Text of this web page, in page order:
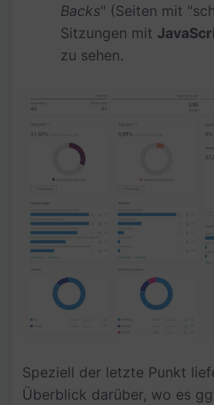
Backs" (Seiten mit
Sitzungen mit
zu sehen.
Speziell der letzte Punkt
Überblick darüber, wo es